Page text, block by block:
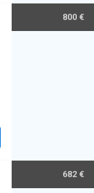
800 €
682 €